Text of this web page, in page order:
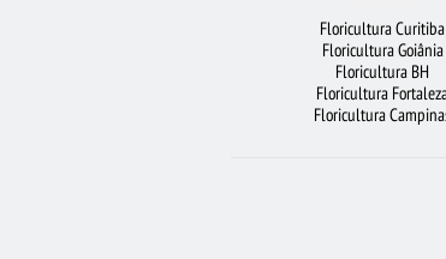
BUQUÊ DE 20
Floricultura Curitiba
Floricultura Goiânia
Floricultura BH
Floricultura
Floricultura